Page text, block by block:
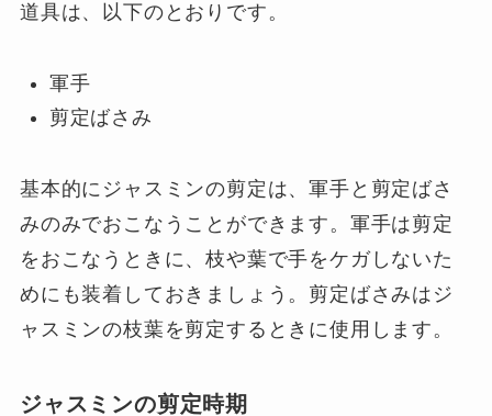
道具は、以下のとおりです。
軍手
剪定ばさみ
基本的にジャスミンの剪定は、軍手と剪定ばさ
みのみでおこなうことができます。軍手は剪定
をおこなうときに、枝や葉で手をケガしないた
めにも装着しておきましょう。剪定ばさみはジ
ャスミンの枝葉を剪定するときに使用します。
ジャスミンの剪定時期